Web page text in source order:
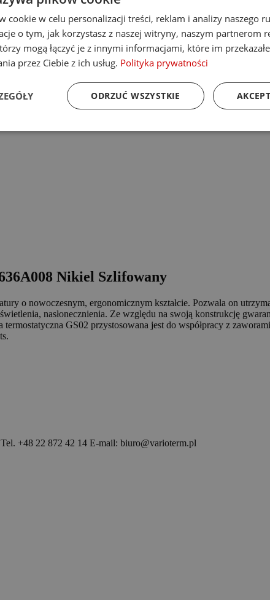
Nikiel Szlifowany
o nowoczesnym, ergonomicznym kształcie. Pozwala on
nasłonecznienia. Ze względu na swoją konstrukcję
GS02 przystosowana jest do współpracy z
+48 22 872 42 14 E-mail: biuro@varioterm.pl
cookie w celu personalizacji treści, reklam i analizy naszego
o tym, jak korzystasz z naszej witryny, naszym partnerom
mogą łączyć je z innymi informacjami, które im
przez Ciebie z ich usług. Polityka prywatności
ODRZUĆ WSZYSTKIE